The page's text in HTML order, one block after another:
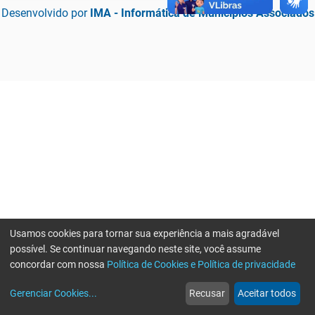
Desenvolvido por IMA - Informática de Municípios Associados
web
Notícias
more_horiz
Mais
Usamos cookies para tornar sua experiência a mais agradável
possível. Se continuar navegando neste site, você assume
concordar com nossa Política de Cookies e Política de privacidade
Gerenciar Cookies... Recusar Aceitar todos
Erro ao enviar informações, por favor tente novamente